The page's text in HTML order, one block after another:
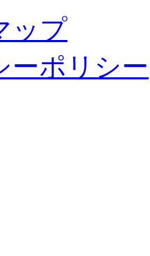
ップ
ーポリシー